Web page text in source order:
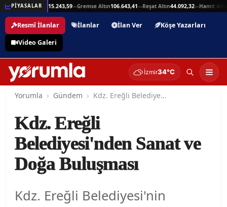
PİYASALAR
—Beşli Altın215.243,59—Gremse Altın106.643,41—Reşat Altın44.092,32—Hamit Altın
Resmî İlanlar İlanlar İlan Ver
Köşe Yazarları
Video Galeri
İzmir34°C
Yorumla Gündem Kdz. Ereğli Belediyesi'nden Sanat ve Doğa Buluşması
Kdz. Ereğli
Belediyesi'nden Sanat ve
Doğa Buluşması
Kdz. Ereğli Belediyesi'nin